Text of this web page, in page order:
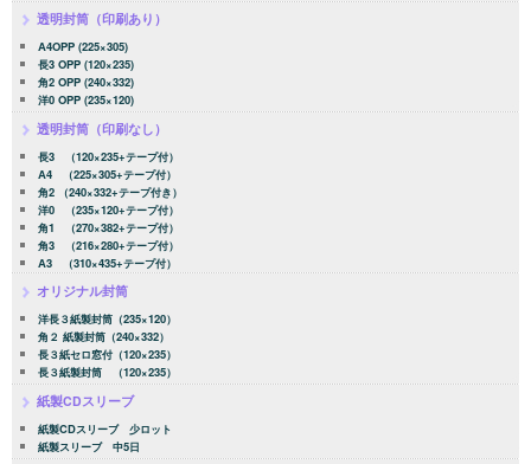
透明封筒（印刷あり）
A4OPP (225×305)
長3 OPP (120×235)
角2 OPP (240×332)
洋0 OPP (235×120)
透明封筒（印刷なし）
長3 （120×235+テープ付）
A4 （225×305+テープ付）
角2 （240×332+テープ付き）
洋0 （235×120+テープ付）
角1 （270×382+テープ付）
角3 （216×280+テープ付）
A3 （310×435+テープ付）
オリジナル封筒
洋長３紙製封筒（235×120）
角２ 紙製封筒（240×332）
長３紙セロ窓付（120×235）
長３紙製封筒 （120×235）
紙製CDスリーブ
紙製CDスリーブ 少ロット
紙製スリーブ 中5日